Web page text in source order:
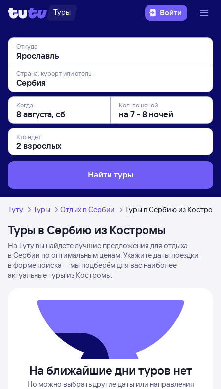
Туры Войти
Откуда
Страна, курорт или отель
Когда Кол-во ночей
Кто едет
Найти туры
Туту Туры Отдых в Сербии Туры в Сербию из
Туры в Сербию из Костромы
На Туту вы найдете лучшие предложения для отдыха
в Сербии по оптимальным ценам. Укажите даты поездки
в форме поиска — мы подберём для вас наиболее
актуальные туры из Костромы.
На ближайшие дни туров нет
Но можно выбрать другие даты или направления